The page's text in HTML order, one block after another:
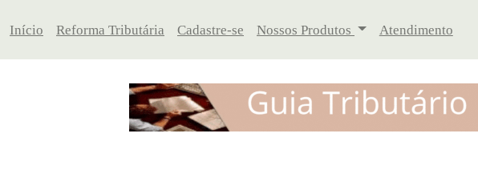
Início Reforma Tributária Cadastre-se Nossos Produtos Atendimento